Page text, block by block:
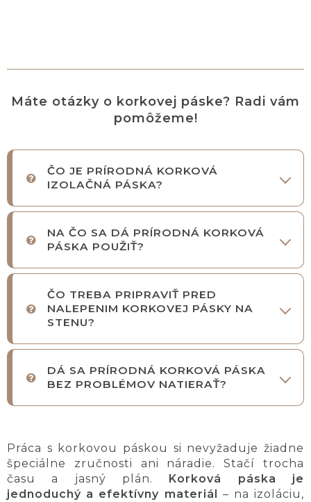
Máte otázky o korkovej páske? Radi vám
pomôžeme!
ČO JE PRÍRODNÁ KORKOVÁ
IZOLAČNÁ PÁSKA?
NA ČO SA DÁ PRÍRODNÁ KORKOVÁ
PÁSKA POUŽIŤ?
ČO TREBA PRIPRAVIŤ PRED
NALEPENIM KORKOVEJ PÁSKY NA
STENU?
DÁ SA PRÍRODNÁ KORKOVÁ PÁSKA
BEZ PROBLÉMOV NATIERAŤ?
Práca s korkovou páskou si nevyžaduje žiadne
špeciálne zručnosti ani náradie. Stačí trocha
času a jasný plán.
Korková páska je
jednoduchý a efektívny materiál
– na izoláciu,